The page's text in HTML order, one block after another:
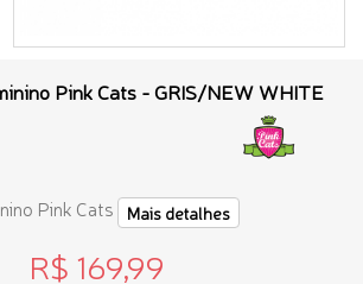
Pink Cats - GRIS/NEW WHITE
Pink Cats Mais detalhes
R$ 169,99